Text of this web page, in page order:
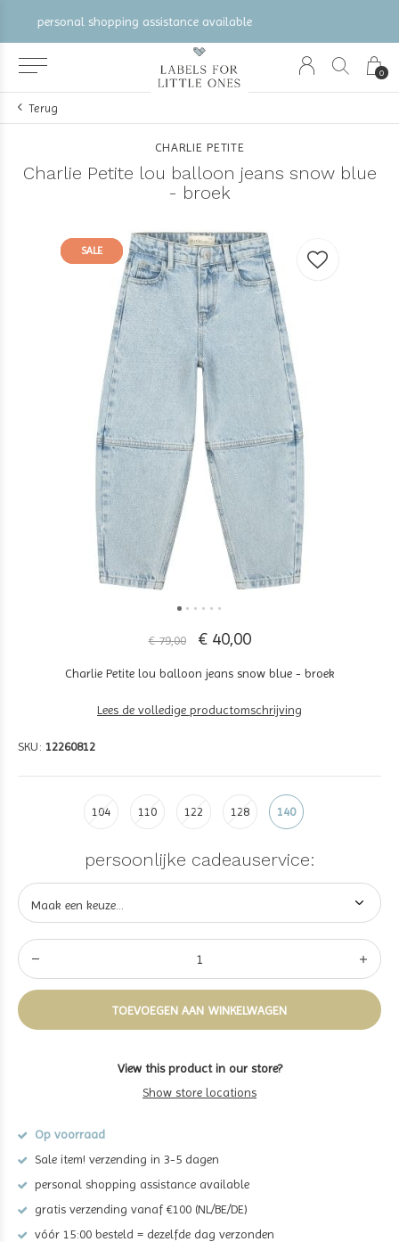
0
gratis verzending vanaf €100 (NL/BE/DE)
Terug
CHARLIE PETITE
Charlie Petite lou balloon jeans snow blue
- broek
SALE
SALE
€ 79,00 € 40,00
Charlie Petite lou balloon jeans snow blue - broek
Lees de volledige productomschrijving
SKU: 12260812
104 110 122 128 140
persoonlijke cadeauservice:
TOEVOEGEN AAN WINKELWAGEN
View this product in our store?
Show store locations
Op voorraad
Sale item! verzending in 3-5 dagen
personal shopping assistance available
gratis verzending vanaf €100 (NL/BE/DE)
vóór 15:00 besteld = dezelfde dag verzonden